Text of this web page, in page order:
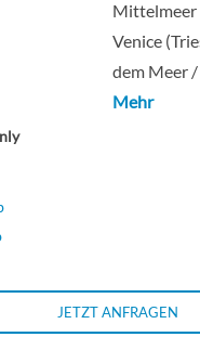
[H2]
Owner’s Suite With
Mittelmeer
Venice
dem Meer
Mehr
JETZT ANFRAGEN